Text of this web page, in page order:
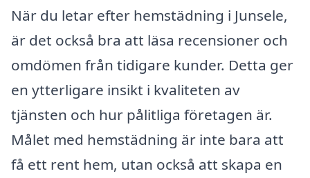
När du letar efter hemstädning i Junsele,
är det också bra att läsa recensioner och
omdömen från tidigare kunder. Detta ger
en ytterligare insikt i kvaliteten av
tjänsten och hur pålitliga företagen är.
Målet med hemstädning är inte bara att
få ett rent hem, utan också att skapa en